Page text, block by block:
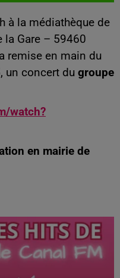
à la médiathèque de
la Gare – 59460
remise en main du
, un concert du groupe
watch?
en mairie de